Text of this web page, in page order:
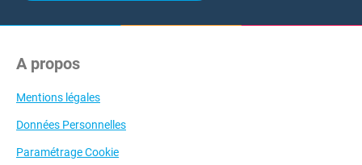
A propos
Mentions légales
Données Personnelles
Paramétrage Cookie